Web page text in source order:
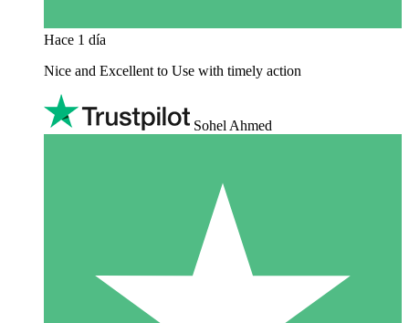
Hace 1 día
Nice and Excellent to Use with timely action
Sohel Ahmed